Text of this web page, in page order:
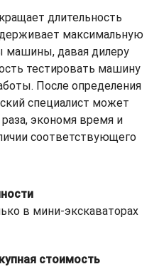
длительность
максимальную
машины, давая дилеру
тестировать машину
После определения
специалист может
экономя время и
соответствующего
в мини-экскаваторах
стоимость